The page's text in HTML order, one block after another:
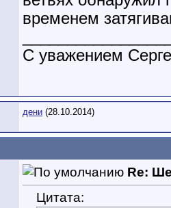
временем
С уважением
дени (28.10.2014)
Re:
Цитата: